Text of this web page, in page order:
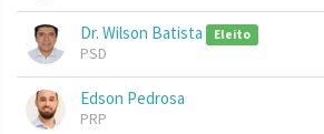
Dr. Wilson Batista Eleito
PSD
Edson Pedrosa
PRP